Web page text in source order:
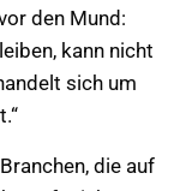
den Mund:
kann nicht
sich um
die auf